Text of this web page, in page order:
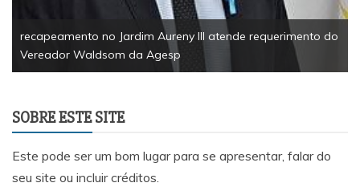
recapeamento no Jardim Aureny III atende requerimento do
Vereador Waldsom da Agesp
SOBRE ESTE SITE
Este pode ser um bom lugar para se apresentar, falar do
seu site ou incluir créditos.